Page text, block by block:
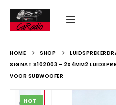
HOME SHOP
SIGNAT S102003 – 2X4MM2
VOOR SUBWOOFER
HOT